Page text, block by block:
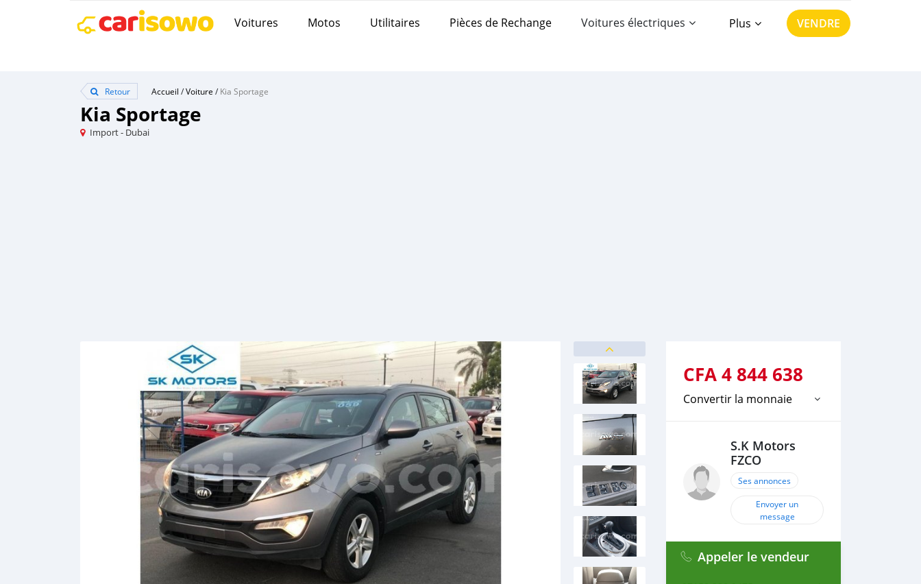
Voitures Motos Utilitaires Pièces de Rechange Voitures électriques Plus VENDRE
Retour Accueil /Voiture /Kia Sportage
Kia Sportage
Import - Dubai
CFA4 844 638
Convertir la monnaie
S.K Motors
FZCO
Ses annonces
Envoyer un
message
Appeler le vendeur